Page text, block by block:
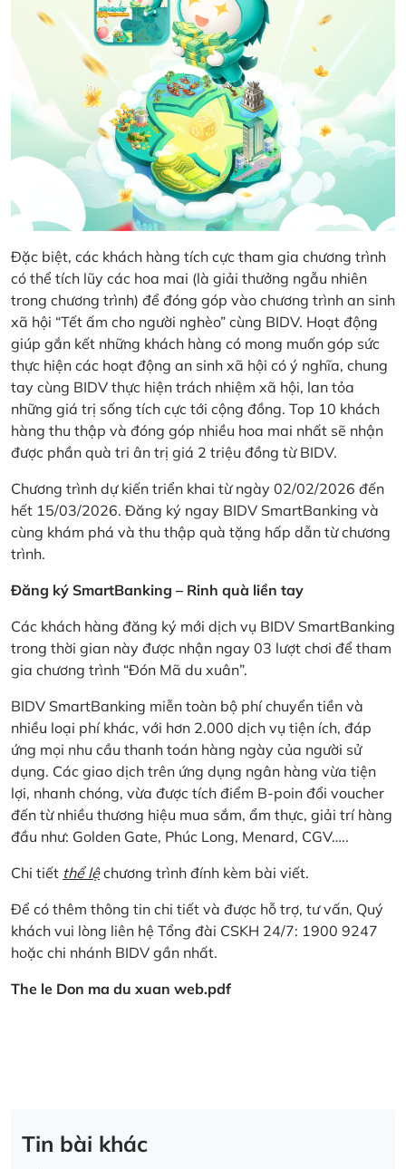
Đặc biệt, các khách hàng tích cực tham gia chương trình
có thể tích lũy các hoa mai (là giải thưởng ngẫu nhiên
trong chương trình) để đóng góp vào chương trình an sinh
xã hội “Tết ấm cho người nghèo” cùng BIDV. Hoạt động
giúp gắn kết những khách hàng có mong muốn góp sức
thực hiện các hoạt động an sinh xã hội có ý nghĩa, chung
tay cùng BIDV thực hiện trách nhiệm xã hội, lan tỏa
những giá trị sống tích cực tới cộng đồng. Top 10 khách
hàng thu thập và đóng góp nhiều hoa mai nhất sẽ nhận
được phần quà tri ân trị giá 2 triệu đồng từ BIDV.
Chương trình dự kiến triển khai từ ngày 02/02/2026 đến
hết 15/03/2026. Đăng ký ngay BIDV SmartBanking và
cùng khám phá và thu thập quà tặng hấp dẫn từ chương
trình.
Đăng ký SmartBanking – Rinh quà liền tay
Các khách hàng đăng ký mới dịch vụ BIDV SmartBanking
trong thời gian này được nhận ngay 03 lượt chơi để tham
gia chương trình “Đón Mã du xuân”.
BIDV SmartBanking miễn toàn bộ phí chuyển tiền và
nhiều loại phí khác, với hơn 2.000 dịch vụ tiện ích, đáp
ứng mọi nhu cầu thanh toán hàng ngày của người sử
dụng. Các giao dịch trên ứng dụng ngân hàng vừa tiện
lợi, nhanh chóng, vừa được tích điểm B-poin đổi voucher
đến từ nhiều thương hiệu mua sắm, ẩm thực, giải trí hàng
đầu như: Golden Gate, Phúc Long, Menard, CGV…..
Chi tiết thể lệchương trình đính kèm bài viết.
Để có thêm thông tin chi tiết và được hỗ trợ, tư vấn, Quý
khách vui lòng liên hệ Tổng đài CSKH 24/7: 1900 9247
hoặc chi nhánh BIDV gần nhất.
The le Don ma du xuan web.pdf
Tin bài khác